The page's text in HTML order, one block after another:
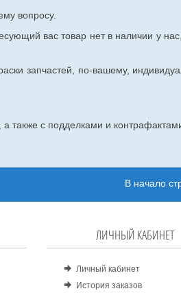
вопросу.
вас товар нет в наличии у
запчастей, по-вашему,
также с подделками и
В начало
ЛИЧНЫЙ КАБИНЕТ
Личный кабинет
История заказов